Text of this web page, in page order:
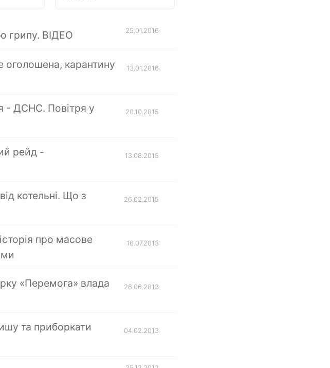
грипу. ВІДЕО 25.01.2016
оголошена, карантину
13.01.2016
- ДСНС. Повітря у
20.10.2015
рейд -
13.08.2015
котельні. Що з
26.02.2015
про масове
16.07.2013
«Перемога» влада
26.06.2013
та приборкати
04.02.2013